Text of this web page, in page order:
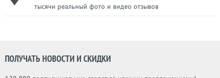
тысячи реальный фото и видео отзывов
ПОЛУЧАТЬ НОВОСТИ И СКИДКИ